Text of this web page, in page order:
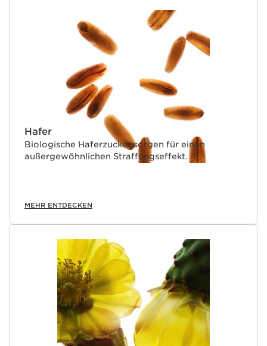
Hafer
Biologische Haferzucker sorgen für einen
außergewöhnlichen Straffungseffekt.
MEHR ENTDECKEN